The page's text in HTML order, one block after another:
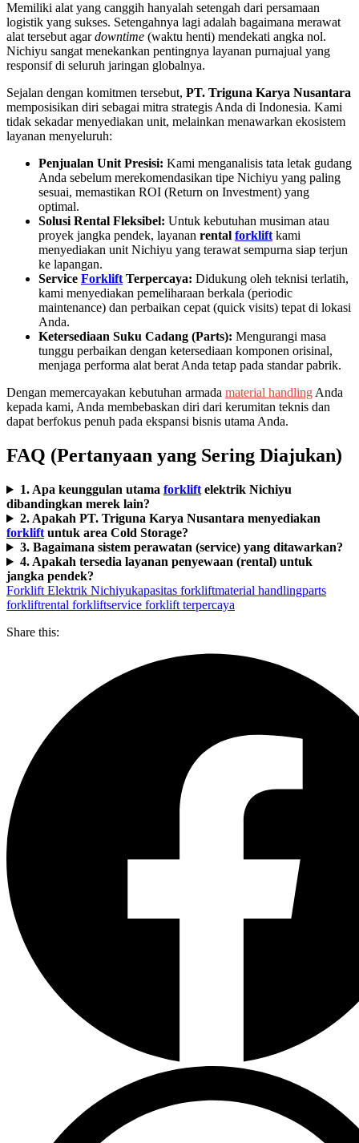
Memiliki alat yang canggih hanyalah setengah dari persamaan
logistik yang sukses. Setengahnya lagi adalah bagaimana merawat
alat tersebut agardowntime (waktu henti) mendekati angka nol.
Nichiyu sangat menekankan pentingnya layanan purnajual yang
responsif di seluruh jaringan globalnya.
Sejalan dengan komitmen tersebut, PT. Triguna Karya Nusantara
memposisikan diri sebagai mitra strategis Anda di Indonesia. Kami
tidak sekadar menyediakan unit, melainkan menawarkan ekosistem
layanan menyeluruh:
Penjualan Unit Presisi: Kami menganalisis tata letak gudang
Anda sebelum merekomendasikan tipe Nichiyu yang paling
sesuai, memastikan ROI (Return on Investment) yang
optimal.
Solusi Rental Fleksibel: Untuk kebutuhan musiman atau
proyek jangka pendek, layanan rental forklift kami
menyediakan unit Nichiyu yang terawat sempurna siap terjun
ke lapangan.
Service Forklift Terpercaya: Didukung oleh teknisi terlatih,
kami menyediakan pemeliharaan berkala (periodic
maintenance) dan perbaikan cepat (quick visits) tepat di lokasi
Anda.
Ketersediaan Suku Cadang (Parts): Mengurangi masa
tunggu perbaikan dengan ketersediaan komponen orisinal,
menjaga performa alat berat Anda tetap pada standar pabrik.
Dengan memercayakan kebutuhan armada material handling Anda
kepada kami, Anda membebaskan diri dari kerumitan teknis dan
dapat berfokus penuh pada ekspansi bisnis utama Anda.
FAQ (Pertanyaan yang Sering Diajukan)
1. Apa keunggulan utama forkliftelektrik Nichiyu
dibandingkan merek lain?
2. Apakah PT. Triguna Karya Nusantara menyediakan
forklift untuk area Cold Storage?
3. Bagaimana sistem perawatan (service) yang ditawarkan?
4. Apakah tersedia layanan penyewaan (rental) untuk
jangka pendek?
Forklift Elektrik Nichiyukapasitas forkliftmaterial handlingparts
forkliftrental forkliftservice forklift terpercaya
Share this: